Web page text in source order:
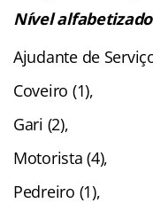
Nível
Ajudante de
Coveiro (1),
Gari (2),
Motorista (4),
Pedreiro (1),